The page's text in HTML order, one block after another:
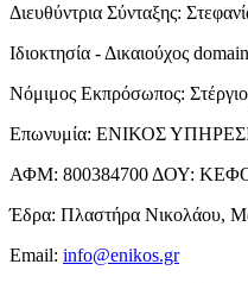
Διευθύντρια Σύνταξης:
Ιδιοκτησία - Δικαιούχος
Νόμιμος Εκπρόσωπος:
Επωνυμία: ΕΝΙΚΟΣ
ΑΦΜ: 800384700 ΔΟΥ:
Έδρα: Πλαστήρα Νικολάου,
Email: info@enikos.gr